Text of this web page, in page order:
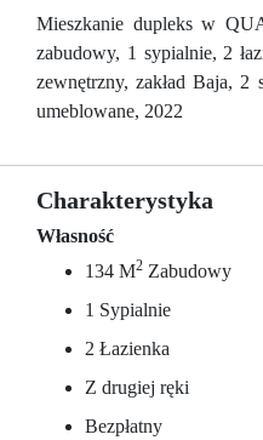
Mieszkanie dupleks w
zabudowy, 1 sypialnie, 2
zewnętrzny, zakład Baja, 2
umeblowane, 2022
Charakterystyka
Własność
134 M2 Zabudowy
1 Sypialnie
2 Łazienka
Z drugiej ręki
Bezpłatny